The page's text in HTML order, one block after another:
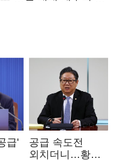
급'
공급 속도전
외치더니…황희,